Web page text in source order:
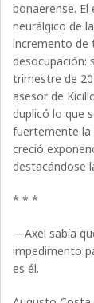
bonaerense.
neurálgico de
incremento de
desocupación:
trimestre de
asesor de
duplicó lo que
fuertemente la
creció
destacándose
* * *
—Axel sabía
impedimento
es él.